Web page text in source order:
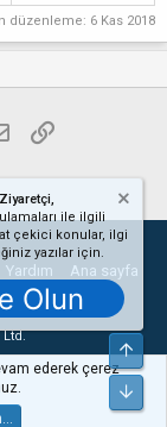
düzenleme: 6 Kas 2018
E-posta
Yardım Ana sayfa
Ltd.
Ziyaretçi,
ile ilgili
çekici konular, ilgi
yazılar için.
Olun
ederek çerez
Üst
Alt